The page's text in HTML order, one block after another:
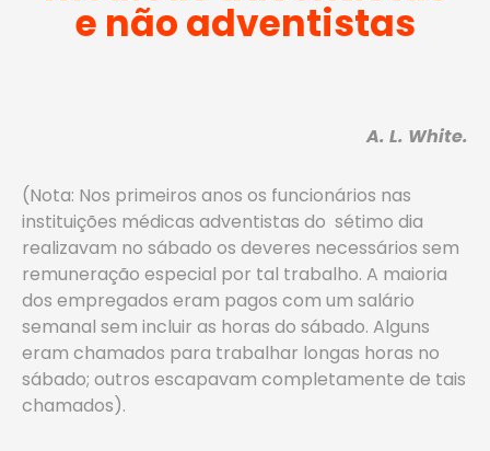
e não adventistas
A. L. White.
(Nota: Nos primeiros anos os funcionários nas
instituições médicas adventistas do sétimo dia
realizavam no sábado os deveres necessários sem
remuneração especial por tal trabalho. A maioria
dos empregados eram pagos com um salário
semanal sem incluir as horas do sábado. Alguns
eram chamados para trabalhar longas horas no
sábado; outros escapavam completamente de tais
chamados).